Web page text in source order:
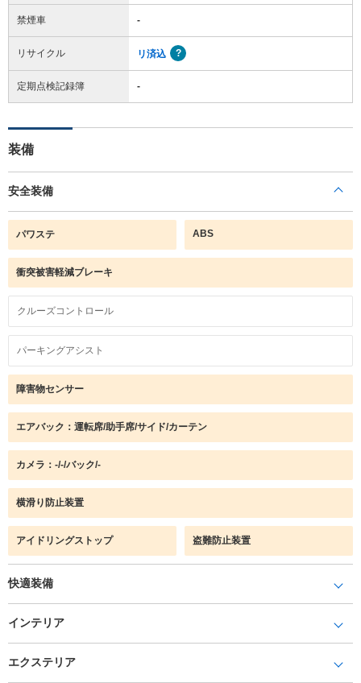
禁煙車 -
リサイクル リ済込
定期点検記録簿 -
装備
安全装備
パワステ ABS
衝突被害軽減ブレーキ
クルーズコントロール
パーキングアシスト
障害物センサー
エアバック：運転席/助手席/サイド/カーテン
カメラ：-/-/バック/-
横滑り防止装置
アイドリングストップ 盗難防止装置
快適装備
インテリア
エクステリア